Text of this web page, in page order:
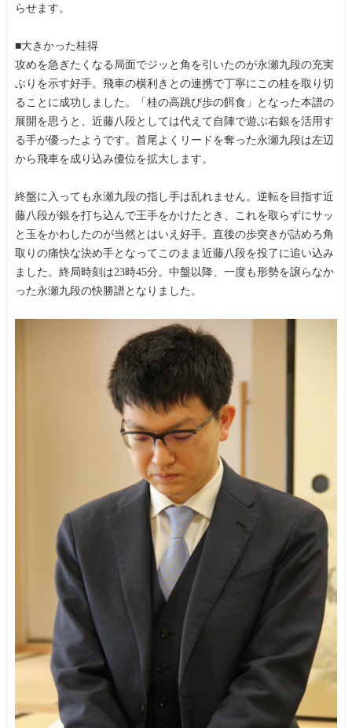
らせます。
■大きかった桂得
攻めを急ぎたくなる局面でジッと角を引いたのが永瀬九段の充実
ぶりを示す好手。飛車の横利きとの連携で丁寧にこの桂を取り切
ることに成功しました。「桂の高跳び歩の餌食」となった本譜の
展開を思うと、近藤八段としては代えて自陣で遊ぶ右銀を活用す
る手が優ったようです。首尾よくリードを奪った永瀬九段は左辺
から飛車を成り込み優位を拡大します。
終盤に入っても永瀬九段の指し手は乱れません。逆転を目指す近
藤八段が銀を打ち込んで王手をかけたとき、これを取らずにサッ
と玉をかわしたのが当然とはいえ好手。直後の歩突きが詰めろ角
取りの痛快な決め手となってこのまま近藤八段を投了に追い込み
ました。終局時刻は23時45分。中盤以降、一度も形勢を譲らなか
った永瀬九段の快勝譜となりました。